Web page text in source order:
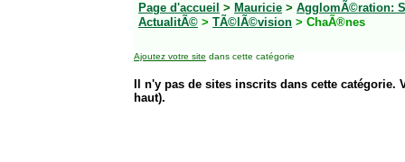
Page d'accueil > Mauricie > AgglomÃ©ration:
ActualitÃ© > TÃ©lÃ©vision > ChaÃ®nes
Ajoutez votre site dans cette catégorie
Il n'y pas de sites inscrits dans cette
haut).